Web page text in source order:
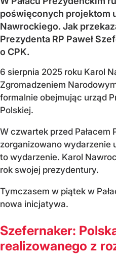
poświęconych projektom
Nawrockiego. Jak
Prezydenta RP Paweł
o CPK.
6 sierpnia 2025 roku Karol
Zgromadzeniem
formalnie obejmując urząd
Polskiej.
W czwartek przed Pałacem
zorganizowano wydarzenie
to wydarzenie. Karol
rok swojej prezydentury.
Tymczasem w piątek w
nowa inicjatywa.
Szefernaker:
realizowanego z